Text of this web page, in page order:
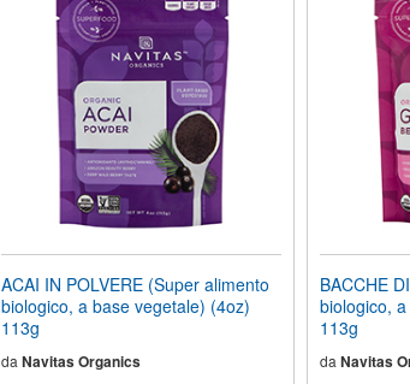
ACAI IN POLVERE (Super alimento
biologico, a base vegetale) (4oz)
113g
da Navitas Organics
BACCHE
biologico,
113g
da Navitas